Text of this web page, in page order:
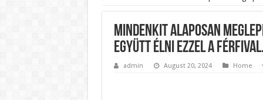
Visszatérhet Sulyok
MOST TÖRTÉNT! Péter
PUTYIN MEGSEMMISÍTŐ
Szijjártó élő adásban
Mindenkit alaposan
együtt élni ezzel a
admin August 20, 2024 Home